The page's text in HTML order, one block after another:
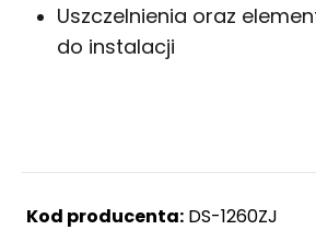
Uszczelnienia oraz
do instalacji
Kod producenta: DS-1260ZJ